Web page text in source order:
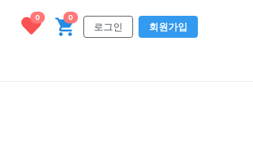
0 0
로그인 회원가입